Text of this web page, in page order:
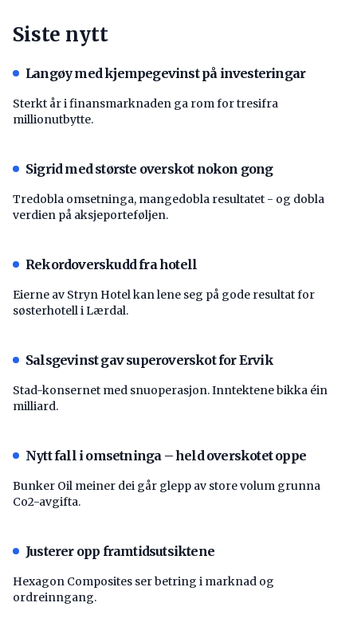
Siste nytt
Langøy med kjempegevinst på investeringar
Sterkt år i finansmarknaden ga rom for tresifra
millionutbytte.
Sigrid med største overskot nokon gong
Tredobla omsetninga, mangedobla resultatet - og dobla
verdien på aksjeporteføljen.
Rekordoverskudd fra hotell
Eierne av Stryn Hotel kan lene seg på gode resultat for
søsterhotell i Lærdal.
Salsgevinst gav superoverskot for Ervik
Stad-konsernet med snuoperasjon. Inntektene bikka éin
milliard.
Nytt fall i omsetninga – held overskotet oppe
Bunker Oil meiner dei går glepp av store volum grunna
Co2-avgifta.
Justerer opp framtidsutsiktene
Hexagon Composites ser betring i marknad og
ordreinngang.